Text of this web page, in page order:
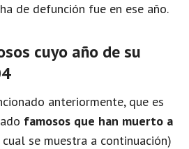
de defunción fue en ese año.
cuyo año de su
anteriormente, que es
famosos que han muerto a
se muestra a continuación)